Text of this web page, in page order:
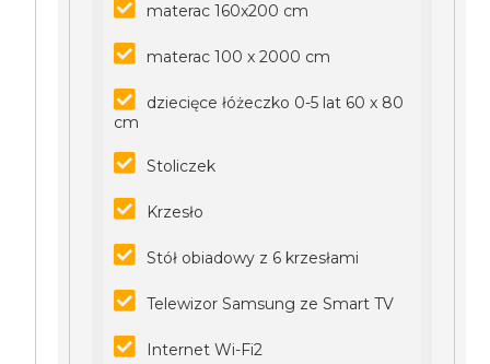
materac 160x200 cm
materac 100 x 2000 cm
dziecięce łóżeczko 0-5 lat 60 x 80
cm
Stoliczek
Krzesło
Stół obiadowy z 6 krzesłami
Telewizor Samsung ze Smart TV
Internet Wi-Fi2